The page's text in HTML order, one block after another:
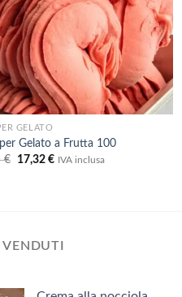
GELATO
Gelato a Frutta 100
€ Il
17,32€IlIVA inclusa
VENDUTI